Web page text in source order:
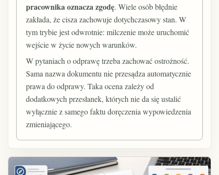
pracownika oznacza zgodę. Wiele osób błędnie
zakłada, że cisza zachowuje dotychczasowy stan. W
tym trybie jest odwrotnie: milczenie może uruchomić
wejście w życie nowych warunków.
W pytaniach o odprawę trzeba zachować ostrożność.
Sama nazwa dokumentu nie przesądza automatycznie
prawa do odprawy. Taka ocena zależy od
dodatkowych przesłanek, których nie da się ustalić
wyłącznie z samego faktu doręczenia wypowiedzenia
zmieniającego.